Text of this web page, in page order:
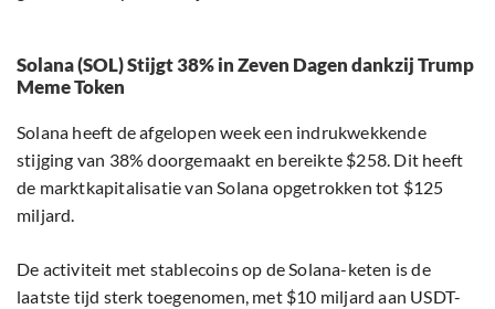
Solana (SOL) Stijgt 38% in Zeven Dagen dankzij Trump
Meme Token
Solana heeft de afgelopen week een indrukwekkende
stijging van 38% doorgemaakt en bereikte $258. Dit heeft
de marktkapitalisatie van Solana opgetrokken tot $125
miljard.
De activiteit met stablecoins op de Solana-keten is de
laatste tijd sterk toegenomen, met $10 miljard aan USDT-